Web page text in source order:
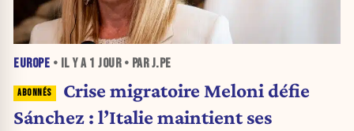
EUROPE • IL Y A 1 JOUR• PAR J.PE
Crise migratoire Meloni défie
Sánchez : l’Italie maintient ses